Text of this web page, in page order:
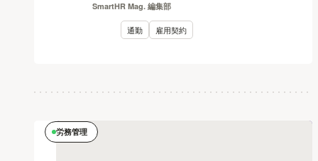
SmartHR Mag. 編集部
通勤 雇用契約
労務管理